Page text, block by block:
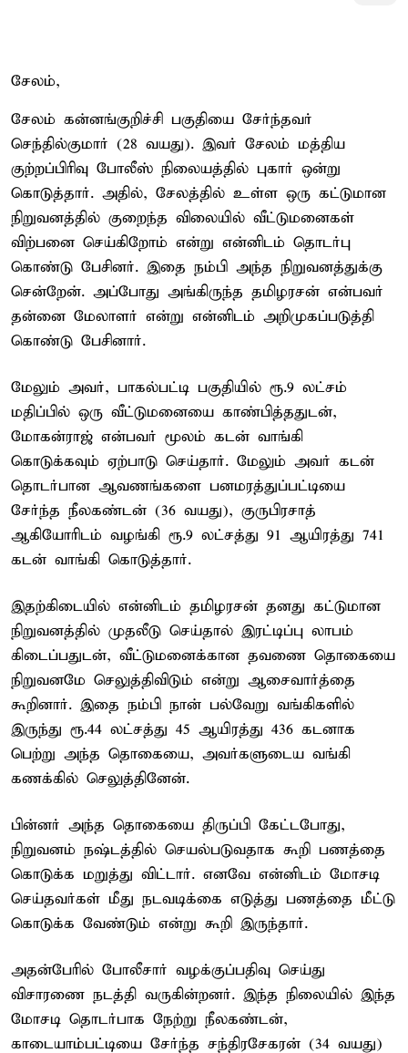
சேலம்,
சேலம் கன்னங்குறிச்சி பகுதியை சேர்ந்தவர்
செந்தில்குமார் (28 வயது). இவர் சேலம் மத்திய
குற்றப்பிரிவு போலீஸ் நிலையத்தில் புகார் ஒன்று
கொடுத்தார். அதில், சேலத்தில் உள்ள ஒரு கட்டுமான
நிறுவனத்தில் குறைந்த விலையில் வீட்டுமனைகள்
விற்பனை செய்கிறோம் என்று என்னிடம் தொடர்பு
கொண்டு பேசினர். இதை நம்பி அந்த நிறுவனத்துக்கு
சென்றேன். அப்போது அங்கிருந்த தமிழரசன் என்பவர்
தன்னை மேலாளர் என்று என்னிடம் அறிமுகப்படுத்தி
கொண்டு பேசினார்.
மேலும் அவர், பாகல்பட்டி பகுதியில் ரூ.9 லட்சம்
மதிப்பில் ஒரு வீட்டுமனையை காண்பித்ததுடன்,
மோகன்ராஜ் என்பவர் மூலம் கடன் வாங்கி
கொடுக்கவும் ஏற்பாடு செய்தார். மேலும் அவர் கடன்
தொடர்பான ஆவணங்களை பனமரத்துப்பட்டியை
சேர்ந்த நீலகண்டன் (36 வயது), குருபிரசாத்
ஆகியோரிடம் வழங்கி ரூ.9 லட்சத்து 91 ஆயிரத்து 741
கடன் வாங்கி கொடுத்தார்.
இதற்கிடையில் என்னிடம் தமிழரசன் தனது கட்டுமான
நிறுவனத்தில் முதலீடு செய்தால் இரட்டிப்பு லாபம்
கிடைப்பதுடன், வீட்டுமனைக்கான தவணை தொகையை
நிறுவனமே செலுத்திவிடும் என்று ஆசைவார்த்தை
கூறினார். இதை நம்பி நான் பல்வேறு வங்கிகளில்
இருந்து ரூ.44 லட்சத்து 45 ஆயிரத்து 436 கடனாக
பெற்று அந்த தொகையை, அவர்களுடைய வங்கி
கணக்கில் செலுத்தினேன்.
பின்னர் அந்த தொகையை திருப்பி கேட்டபோது,
நிறுவனம் நஷ்டத்தில் செயல்படுவதாக கூறி பணத்தை
கொடுக்க மறுத்து விட்டார். எனவே என்னிடம் மோசடி
செய்தவர்கள் மீது நடவடிக்கை எடுத்து பணத்தை மீட்டு
கொடுக்க வேண்டும் என்று கூறி இருந்தார்.
அதன்பேரில் போலீசார் வழக்குப்பதிவு செய்து
விசாரணை நடத்தி வருகின்றனர். இந்த நிலையில் இந்த
மோசடி தொடர்பாக நேற்று நீலகண்டன்,
காடையாம்பட்டியை சேர்ந்த சந்திரசேகரன் (34 வயது)